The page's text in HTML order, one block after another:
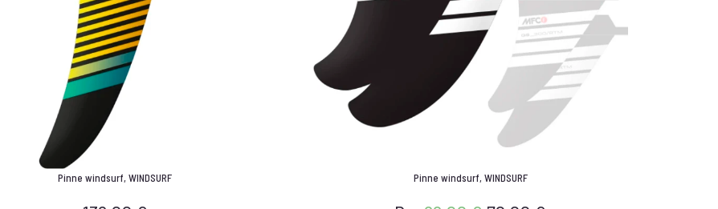
Pinne windsurf,WINDSURF Pinne windsurf, WINDSURF